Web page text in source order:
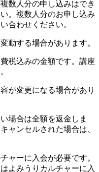
数人分の申し込みはでき
。複数人分のお申し込み
合わせください。
動する場合があります。
税込みの金額です。講座
が変更になる場合があり
場合は全額を返金しま
ャンセルされた場合は、
ャーに入会が必要です。
よみうりカルチャーに入